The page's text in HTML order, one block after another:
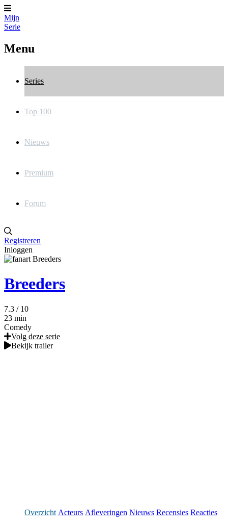
Mijn
Serie
Menu
Series
Top 100
Nieuws
Premium
Forum
Registreren
Inloggen
Breeders
7.3 / 10
23 min
Comedy
Volg deze serie
Bekijk trailer
Overzicht Acteurs Afleveringen Nieuws Recensies Reacties